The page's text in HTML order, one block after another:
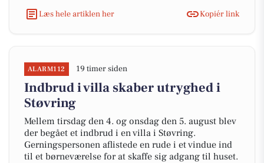
Læs hele artiklen her
Kopiér link
ALARM112 19 timer siden
Indbrud i villa skaber utryghed i
Støvring
Mellem tirsdag den 4. og onsdag den 5. august blev
der begået et indbrud i en villa i Støvring.
Gerningspersonen aflistede en rude i et vindue ind
til et børneværelse for at skaffe sig adgang til huset.